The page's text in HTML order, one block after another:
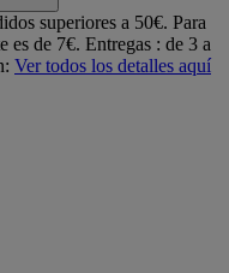
superiores a 50€. Para
es de 7€. Entregas : de 3 a
Ver todos los detalles aquí